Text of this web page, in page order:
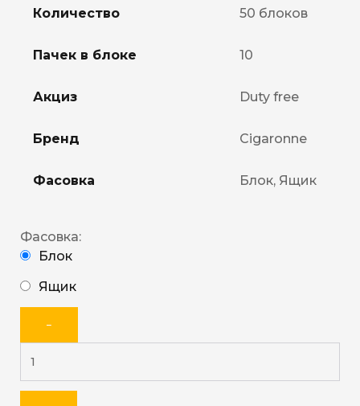
Количество 50 блоков
Пачек в блоке 10
Акциз Duty free
Бренд Cigaronne
Фасовка Блок, Ящик
Фасовка:
Блок
Ящик
−